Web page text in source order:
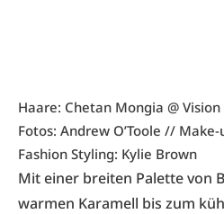
Haare: Chetan Mongia @
Fotos: Andrew O’Toole // Make-
Fashion Styling: Kylie Brown
Mit einer breiten Palette von
warmen Karamell bis zum